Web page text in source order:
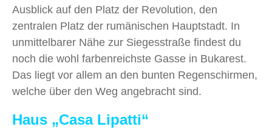
Ausblick auf den Platz der Revolution, den
zentralen Platz der rumänischen Hauptstadt. In
unmittelbarer Nähe zur Siegesstraße findest du
noch die wohl farbenreichste Gasse in Bukarest.
Das liegt vor allem an den bunten Regenschirmen,
welche über den Weg angebracht sind.
Haus „Casa Lipatti“